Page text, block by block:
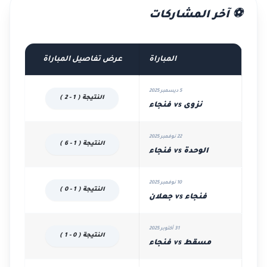
⚽ آخر المشاركات
المباراة عرض تفاصيل المباراة
5 ديسمبر 2025
نزوى vs فنجاء
النتيجة ( 1 - 2 )
22 نوفمبر 2025
الوحدة vs فنجاء
النتيجة ( 1 - 6 )
10 نوفمبر 2025
فنجاء vs جعلان
النتيجة ( 1 - 0 )
31 أكتوبر 2025
مسقط vs فنجاء
النتيجة ( 0 - 1 )